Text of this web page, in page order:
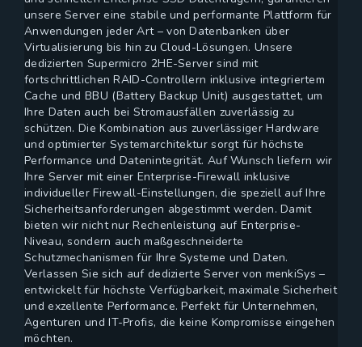
unsere Server eine stabile und performante Plattform für
Anwendungen jeder Art – von Datenbanken über
Virtualisierung bis hin zu Cloud-Lösungen. Unsere
dedizierten Supermicro 2HE-Server sind mit
fortschrittlichen RAID-Controllern inklusive integriertem
Cache und BBU (Battery Backup Unit) ausgestattet, um
Ihre Daten auch bei Stromausfällen zuverlässig zu
schützen. Die Kombination aus zuverlässiger Hardware
und optimierter Systemarchitektur sorgt für höchste
Performance und Datenintegrität. Auf Wunsch liefern wir
Ihre Server mit einer Enterprise-Firewall inklusive
individueller Firewall-Einstellungen, die speziell auf Ihre
Sicherheitsanforderungen abgestimmt werden. Damit
bieten wir nicht nur Rechenleistung auf Enterprise-
Niveau, sondern auch maßgeschneiderte
Schutzmechanismen für Ihre Systeme und Daten.
Verlassen Sie sich auf dedizierte Server von menkiSys –
entwickelt für höchste Verfügbarkeit, maximale Sicherheit
und exzellente Performance. Perfekt für Unternehmen,
Agenturen und IT-Profis, die keine Kompromisse eingehen
möchten.